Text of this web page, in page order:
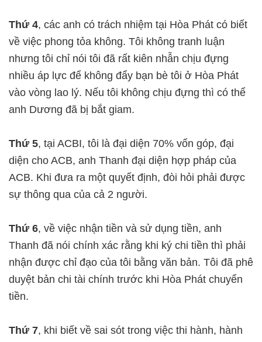
Thứ 4, các anh có trách nhiệm tại Hòa Phát có biết
về việc phong tỏa không. Tôi không tranh luận
nhưng tôi chỉ nói tôi đã rất kiên nhẫn chịu đựng
nhiều áp lực để không đẩy bạn bè tôi ở Hòa Phát
vào vòng lao lý. Nếu tôi không chịu đựng thì có thể
anh Dương đã bị bắt giam.
Thứ 5, tại ACBI, tôi là đại diện 70% vốn góp, đại
diện cho ACB, anh Thanh đại diện hợp pháp của
ACB. Khi đưa ra một quyết định, đòi hỏi phải được
sự thông qua của cả 2 người.
Thứ 6, về việc nhận tiền và sử dụng tiền, anh
Thanh đã nói chính xác rằng khi ký chi tiền thì phải
nhận được chỉ đạo của tôi bằng văn bản. Tôi đã phê
duyệt bản chi tài chính trước khi Hòa Phát chuyển
tiền.
Thứ 7, khi biết về sai sót trong việc thi hành, hành